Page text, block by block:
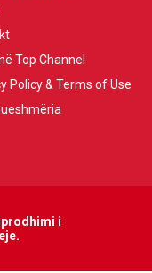
Top Channel
Policy & Terms of Use
i